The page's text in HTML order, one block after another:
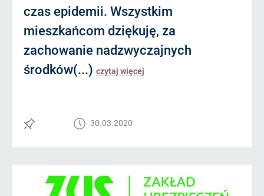
czas epidemii. Wszystkim
mieszkańcom dziękuję, za
zachowanie nadzwyczajnych
środków(...) czytaj więcej
30.03.2020